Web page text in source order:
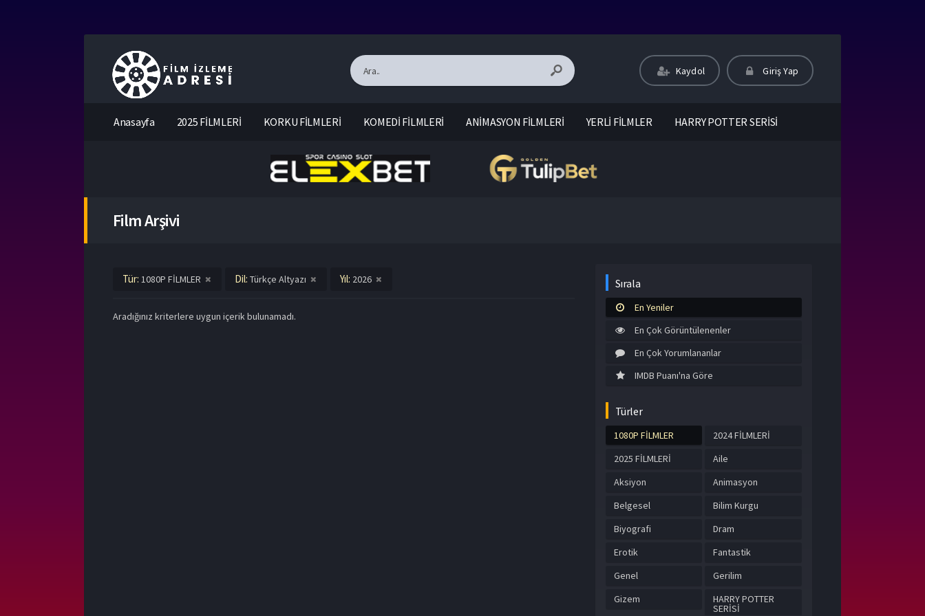
Kaydol Giriş Yap
Anasayfa 2025 FİLMLERİ KORKU FİLMLERİ KOMEDİ FİLMLERİ ANİMASYON FİLMLERİ YERLİ FİLMLER HARRY POTTER SERİSİ
Film Arşivi
Tür: 1080P FİLMLER Dil: Türkçe Altyazı Yıl: 2026
Aradığınız kriterlere uygun içerik bulunamadı.
Sırala
En Yeniler
En Çok Görüntülenenler
En Çok Yorumlananlar
IMDB Puanı'na Göre
Türler
1080P FİLMLER
2024 FİLMLERİ
2025 FİLMLERİ
Aile
Aksiyon
Animasyon
Belgesel
Bilim Kurgu
Biyografi
Dram
Erotik
Fantastik
Genel
Gerilim
Gizem
HARRY POTTER
SERİSİ